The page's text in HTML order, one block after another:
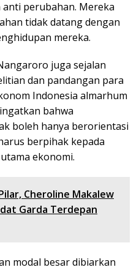
perubahan. Mereka
tidak datang dengan
mereka.
juga sejalan
dan pandangan para
Indonesia almarhum
bahwa
boleh hanya berorientasi
berpihak kepada
ekonomi.
Cheroline Makalew
Garda Terdepan
modal besar dibiarkan